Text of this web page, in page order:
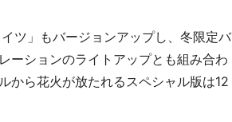
ツ」もバージョンアップし、冬限定バ
ーションのライトアップとも組み合わ
から花火が放たれるスペシャル版は12